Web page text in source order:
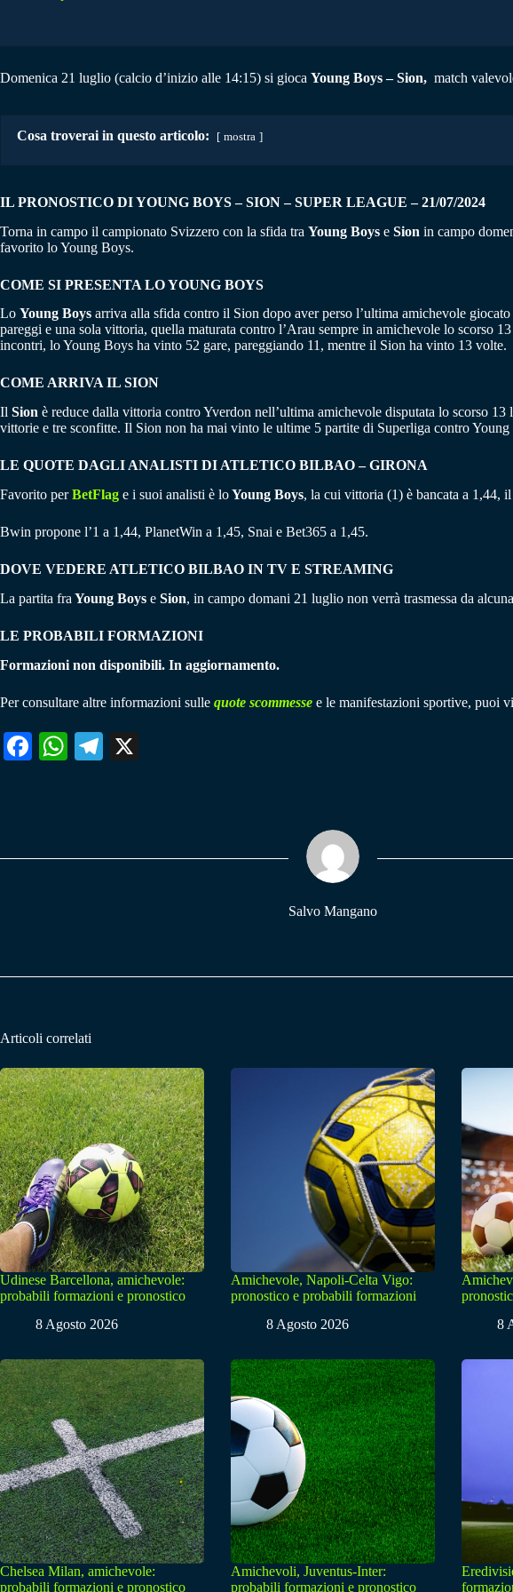
Domenica 21 luglio (calcio d’inizio alle 14:15) si gioca Young Boys – Sion, match
Cosa troverai in questo articolo: mostra
IL PRONOSTICO DI YOUNG BOYS – SION – SUPER LEAGUE – 21/07/2024
Torna in campo il campionato Svizzero con la sfida tra Young Boys e Sion in campo
favorito lo Young Boys.
COME SI PRESENTA LO YOUNG BOYS
Lo Young Boys arriva alla sfida contro il Sion dopo aver perso l’ultima amichevole
pareggi e una sola vittoria, quella maturata contro l’Arau sempre in amichevole lo
incontri, lo Young Boys ha vinto 52 gare, pareggiando 11, mentre il Sion ha vinto 13 volte.
COME ARRIVA IL SION
Il Sion è reduce dalla vittoria contro Yverdon nell’ultima amichevole disputata lo scorso
vittorie e tre sconfitte. Il Sion non ha mai vinto le ultime 5 partite di Superliga contro
LE QUOTE DAGLI ANALISTI DI ATLETICO BILBAO – GIRONA
Favorito perBetFlag e i suoi analisti è loYoung Boys, la cui vittoria (1) è bancata a 1,44, il
Bwin propone l’1 a 1,44, PlanetWin a 1,45, Snai e Bet365 a 1,45.
DOVE VEDERE ATLETICO BILBAO IN TV E STREAMING
La partita fra Young Boys e Sion, in campo domani 21 luglio non verrà trasmessa da
LE PROBABILI FORMAZIONI
Formazioni non disponibili. In aggiornamento.
Per consultare altre informazioni sulle quote scommesse e le manifestazioni sportive, puoi
Fa W
pp
Te
m
Salvo Mangano
Articoli correlati
Udinese Barcellona, amichevole:
probabili formazioni e pronostico
8 Agosto 2026
Amichevole, Napoli-Celta Vigo:
pronostico e probabili formazioni
8 Agosto 2026
8
Chelsea Milan, amichevole:
probabili formazioni e pronostico
Amichevoli, Juventus-Inter:
probabili formazioni e pronostico